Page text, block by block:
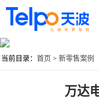
当前目录： 首页 > 新零售案例
万达